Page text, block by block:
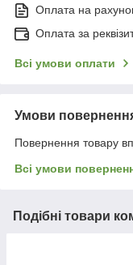
Оплата на
Оплата за
Всі умови оплати
Умови
Повернення товару
Всі умови
Подібні товари